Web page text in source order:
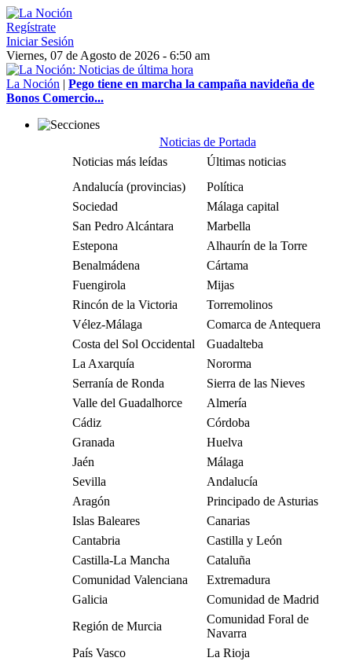
Regístrate
Iniciar Sesión
Viernes, 07 de Agosto de 2026 - 6:50 am
La Noción | Pego tiene en marcha la campaña navideña de
Bonos Comercio...
Noticias de Portada
Noticias más leídas
Últimas noticias
Andalucía (provincias)
Política
Sociedad
Málaga capital
San Pedro Alcántara
Marbella
Estepona
Alhaurín de la Torre
Benalmádena
Cártama
Fuengirola
Mijas
Rincón de la Victoria
Torremolinos
Vélez-Málaga
Comarca de Antequera
Costa del Sol Occidental
Guadalteba
La Axarquía
Nororma
Serranía de Ronda
Sierra de las Nieves
Valle del Guadalhorce
Almería
Cádiz
Córdoba
Granada
Huelva
Jaén
Málaga
Sevilla
Andalucía
Aragón
Principado de Asturias
Islas Baleares
Canarias
Cantabria
Castilla y León
Castilla-La Mancha
Cataluña
Comunidad Valenciana
Extremadura
Galicia
Comunidad de Madrid
Región de Murcia
Comunidad Foral de
Navarra
País Vasco
La Rioja